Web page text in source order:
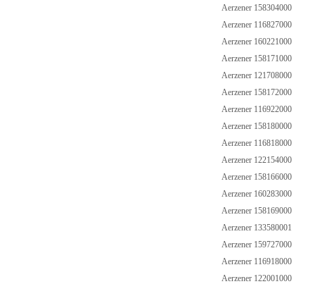
Aerzener 158304000
Aerzener 116827000
Aerzener 160221000
Aerzener 158171000
Aerzener 121708000
Aerzener 158172000
Aerzener 116922000
Aerzener 158180000
Aerzener 116818000
Aerzener 122154000
Aerzener 158166000
Aerzener 160283000
Aerzener 158169000
Aerzener 133580001
Aerzener 159727000
Aerzener 116918000
Aerzener 122001000